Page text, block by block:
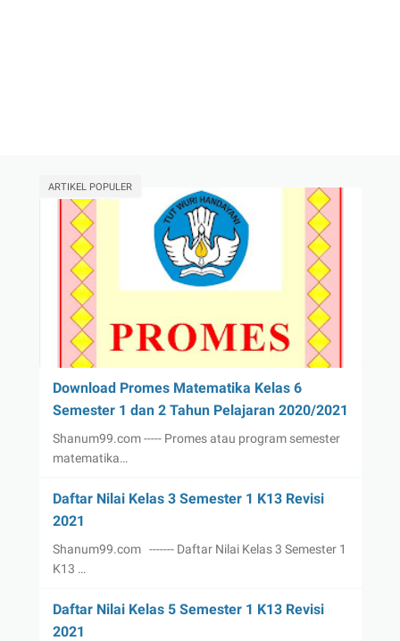
ARTIKEL POPULER
Download Promes Matematika Kelas 6
Semester 1 dan 2 Tahun Pelajaran 2020/2021
Shanum99.com ----- Promes atau program semester
matematika…
Daftar Nilai Kelas 3 Semester 1 K13 Revisi
2021
Shanum99.com ------- Daftar Nilai Kelas 3 Semester 1
K13 …
Daftar Nilai Kelas 5 Semester 1 K13 Revisi
2021